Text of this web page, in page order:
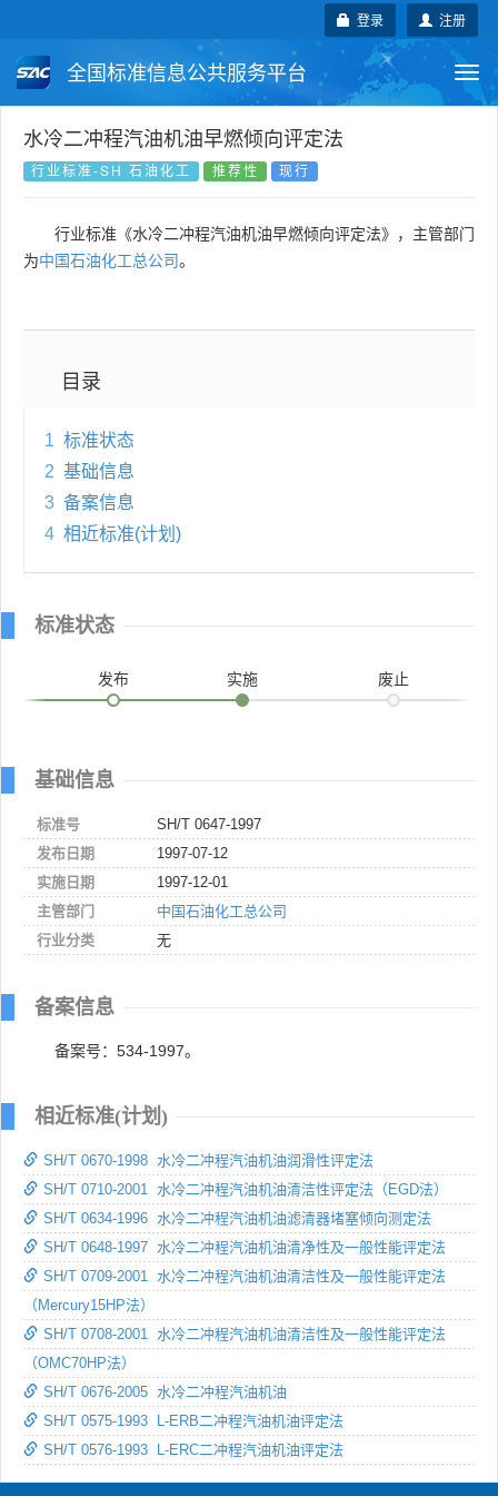
注册
登录
全国标准信息公共服务平台
国家标准 行业标准
国外标准 技术委员会
水冷二冲程汽油机油早燃倾向评定法
行业标准-SH 石油化工 推荐性 现行
行业标准《水冷二冲程汽油机油早燃倾向评定法》，主管部门
为中国石油化工总公司。
目录
1 标准状态
2 基础信息
3 备案信息
4 相近标准(计划)
标准状态
发布 实施 废止
基础信息
标准号
SH/T 0647-1997
发布日期
1997-07-12
实施日期
1997-12-01
主管部门
中国石油化工总公司
行业分类
无
备案信息
备案号：534-1997。
相近标准(计划)
SH/T 0670-1998 水冷二冲程汽油机油润滑性评定法
SH/T 0710-2001 水冷二冲程汽油机油清洁性评定法（EGD法）
SH/T 0634-1996 水冷二冲程汽油机油滤清器堵塞倾向测定法
SH/T 0648-1997 水冷二冲程汽油机油清净性及一般性能评定法
SH/T 0709-2001 水冷二冲程汽油机油清洁性及一般性能评定法
（Mercury15HP法）
SH/T 0708-2001 水冷二冲程汽油机油清洁性及一般性能评定法
（OMC70HP法）
SH/T 0676-2005 水冷二冲程汽油机油
SH/T 0575-1993 L-ERB二冲程汽油机油评定法
SH/T 0576-1993 L-ERC二冲程汽油机油评定法